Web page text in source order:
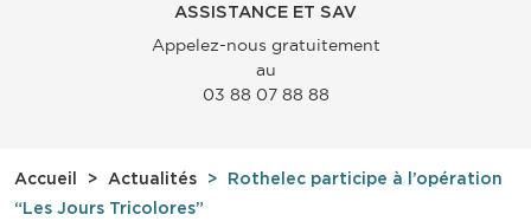
ASSISTANCE ET SAV
Appelez-nous gratuitement
au
03 88 07 88 88
Accueil Actualités
Rothelec participe à l’opération
“Les Jours Tricolores”